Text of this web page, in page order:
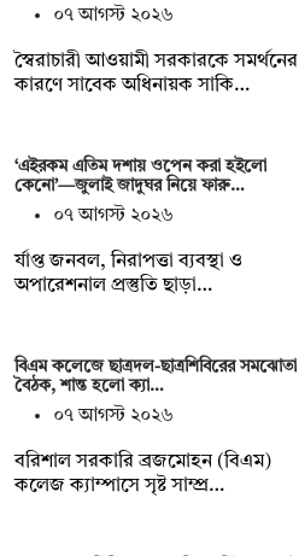
০৭ আগস্ট ২০২৬
স্বৈরাচারী আওয়ামী সরকারকে সমর্থনের
কারণে সাবেক অধিনায়ক সাকি…
‘এইরকম এতিম দশায় ওপেন করা হইলো
কেনো’—জুলাই জাদুঘর নিয়ে ফারু…
০৭ আগস্ট ২০২৬
র্যাপ্ত জনবল, নিরাপত্তা ব্যবস্থা ও
অপারেশনাল প্রস্তুতি ছাড়া…
বিএম কলেজে ছাত্রদল-ছাত্রশিবিরের সমঝোতা
বৈঠক, শান্ত হলো ক্যা…
০৭ আগস্ট ২০২৬
বরিশাল সরকারি ব্রজমোহন (বিএম)
কলেজ ক্যাম্পাসে সৃষ্ট সাম্প্র…